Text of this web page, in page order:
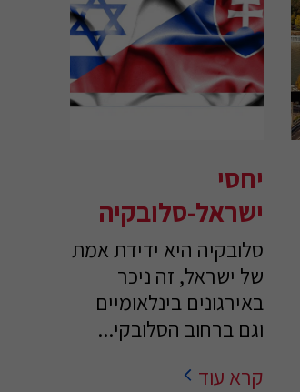
יחסי
ישראל-סלובקיה
סלובקיה היא ידידת אמת
של ישראל, זה ניכר
באירגונים בינלאומיים
וגם ברחוב הסלובקי...
קרא עוד